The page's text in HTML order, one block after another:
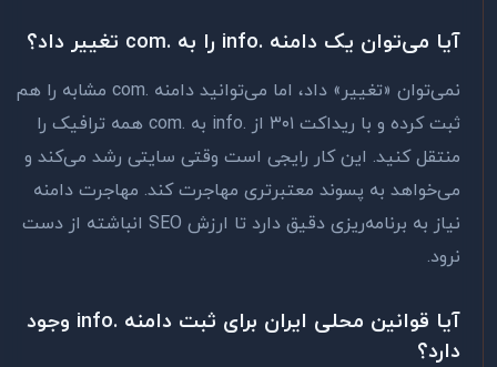
آیا می‌توان یک دامنه .info را به .com تغییر داد؟
نمی‌توان «تغییر» داد، اما می‌توانید دامنه .com مشابه را هم
ثبت کرده و با ریداکت ۳۰۱ از .info به .com همه ترافیک را
منتقل کنید. این کار رایجی است وقتی سایتی رشد می‌کند و
می‌خواهد به پسوند معتبرتری مهاجرت کند. مهاجرت دامنه
نیاز به برنامه‌ریزی دقیق دارد تا ارزش SEO انباشته از دست
نرود.
آیا قوانین محلی ایران برای ثبت دامنه .info وجود
دارد؟